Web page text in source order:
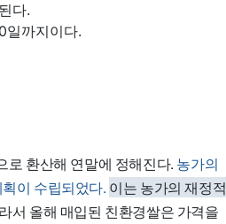
다.
일까지이다.
로 환산해 연말에 정해진다. 농가의
이 수립되었다. 이는 농가의 재정적
서 올해 매입된 친환경쌀은 가격을